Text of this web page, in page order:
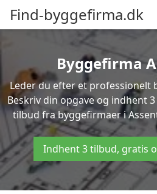
Find-byggefirma.dk
Byggefirma
Leder du efter et professionelt
Beskriv din opgave og indhent
tilbud fra byggefirmaer i
Indhent 3 tilbud, gratis